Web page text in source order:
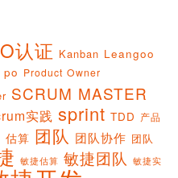
认证 Kanban Leangoo
po Product Owner
SCRUM MASTER
实践 sprint TDD 产品
估算 团队 团队协作 团队
敏捷估算 敏捷团队 敏捷实